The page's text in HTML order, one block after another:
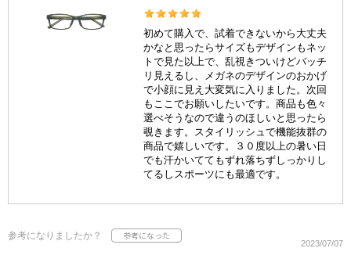
初めて購入で、試着できないから大丈夫
かなと思ったらサイズもデザインもネッ
トで見た以上で、乱視きついけどバッチ
リ見えるし、メガネのデザインのおかげ
で小顔に見え大変気に入りました。次回
もここでお願いしたいです。商品も色々
選べそうなので違うのほしいと思ったら
覗きます。スタイリッシュで機能抜群の
商品で嬉しいです。３０度以上の暑い日
でも汗かいててもずれ落ちずしっかりし
てるしスポーツにも最適です。
参考になりましたか？
2023/07/07